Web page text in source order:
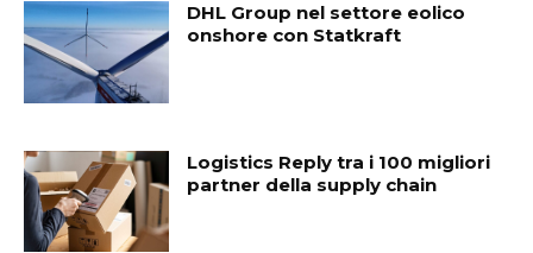
DHL Group nel settore eolico
onshore con Statkraft
Logistics Reply tra i 100 migliori
partner della supply chain